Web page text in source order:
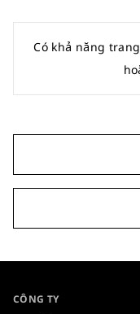
Có khả năng
CÔNG TY